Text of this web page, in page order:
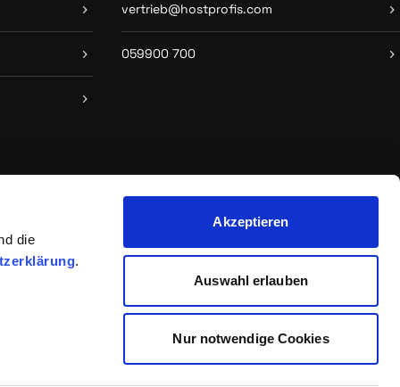
die
.
Akzeptieren
Auswahl erlauben
Nur notwendige Cookies
vertrieb@hostprofis.com
059900 700